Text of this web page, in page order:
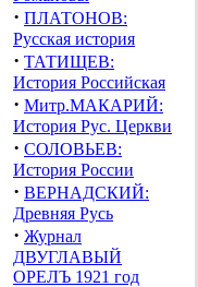
· ПЛАТОНОВ:
Русская история
· ТАТИЩЕВ:
История Российская
· Митр.МАКАРИЙ:
История Рус. Церкви
· СОЛОВЬЕВ:
История России
· ВЕРНАДСКИЙ:
Древняя Русь
· Журнал
ДВУГЛАВЫЙ
ОРЕЛЪ 1921 год